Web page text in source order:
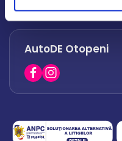
0730 063 852
0730 063 851
AutoDE Otopeni